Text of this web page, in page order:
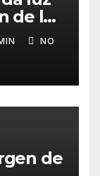
de las
NO
de